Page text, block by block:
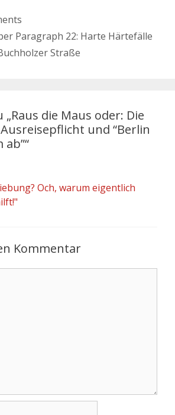
Paragraph 22: Harte Härtefälle
Straße
„Raus die Maus oder: Die
und “Berlin
Och, warum eigentlich
Kommentar